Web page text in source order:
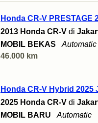
Honda CR-V PRESTAGE
2013 Honda CR-V di
MOBIL BEKAS
Automatic
46.000 km
Honda CR-V Hybrid 2025
2025 Honda CR-V di
MOBIL BARU
Automatic